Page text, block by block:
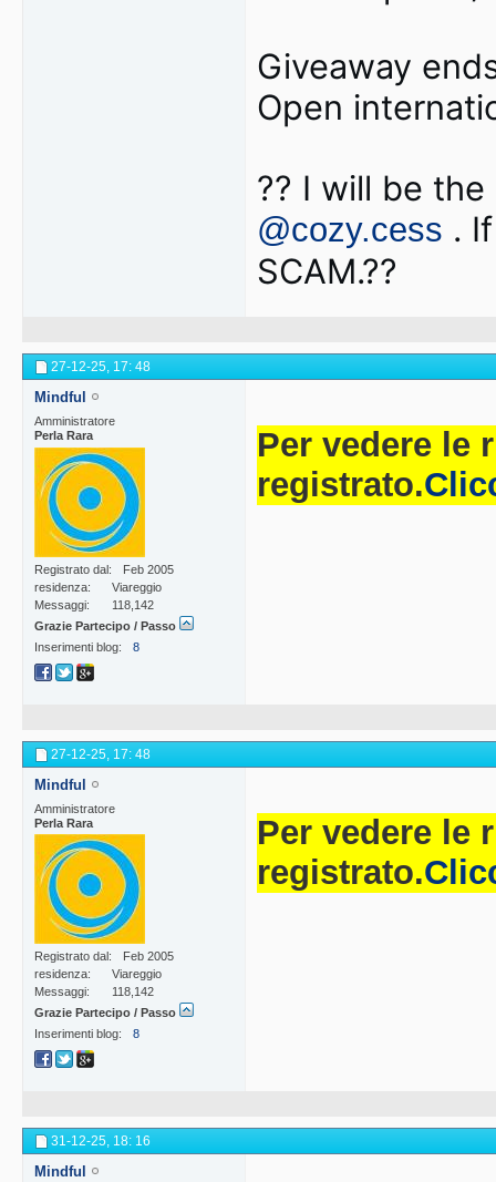
Giveaway
Open
?? I will be
@cozy.cess .
SCAM.??
27-12-25, 17: 48
Mindful
Amministratore
Perla Rara
Registrato dal
Feb 2005
residenza
Viareggio
Messaggi
118,142
Grazie Partecipo / Passo
Inserimenti blog
8
Per vedere le
registrato.
27-12-25, 17: 48
Mindful
Amministratore
Perla Rara
Registrato dal
Feb 2005
residenza
Viareggio
Messaggi
118,142
Grazie Partecipo / Passo
Inserimenti blog
8
Per vedere le
registrato.
31-12-25, 18: 16
Mindful